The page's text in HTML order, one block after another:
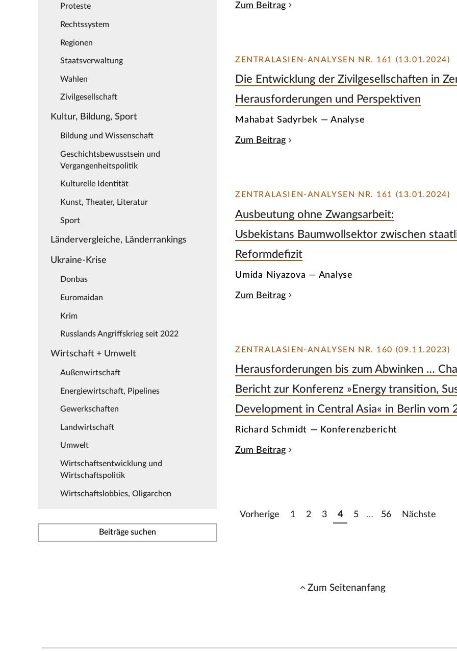
Proteste
Rechtssystem
Regionen
Staatsverwaltung
Wahlen
Zivilgesellschaft
Kultur, Bildung, Sport
Bildung und Wissenschaft
Geschichtsbewusstsein und
Vergangenheitspolitik
Kulturelle Identität
Kunst, Theater, Literatur
Sport
Ländervergleiche, Länderrankings
Ukraine-Krise
Donbas
Euromaidan
Krim
Russlands Angriffskrieg seit 2022
Wirtschaft + Umwelt
Außenwirtschaft
Energiewirtschaft, Pipelines
Gewerkschaften
Landwirtschaft
Umwelt
Wirtschaftsentwicklung und
Wirtschaftspolitik
Wirtschaftslobbies, Oligarchen
Beiträge suchen
Zum Beitrag
ZENTRALASIEN-ANALYSEN NR. 161 (13.01.2024)
Die Entwicklung der Zivilgesellschaften in
Herausforderungen und Perspektiven
Mahabat Sadyrbek — Analyse
Zum Beitrag
ZENTRALASIEN-ANALYSEN NR. 161 (13.01.2024)
Ausbeutung ohne Zwangsarbeit:
Usbekistans Baumwollsektor zwischen
Reformdefizit
Umida Niyazova — Analyse
Zum Beitrag
ZENTRALASIEN-ANALYSEN NR. 160 (09.11.2023)
Herausforderungen bis zum Abwinken …
Bericht zur Konferenz »Energy transition,
Development in Central Asia« in Berlin vom
Richard Schmidt — Konferenzbericht
Zum Beitrag
Vorherige 1 2 3 4 5 … 56 Nächste
Zum Seitenanfang